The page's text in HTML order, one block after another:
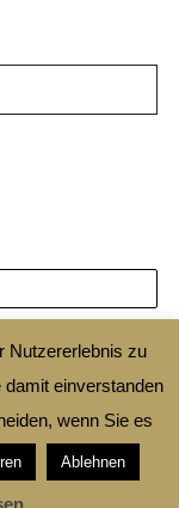
|SHOP|AGB
Nutzererlebnis zu
einverstanden
wenn Sie es
Ablehnen